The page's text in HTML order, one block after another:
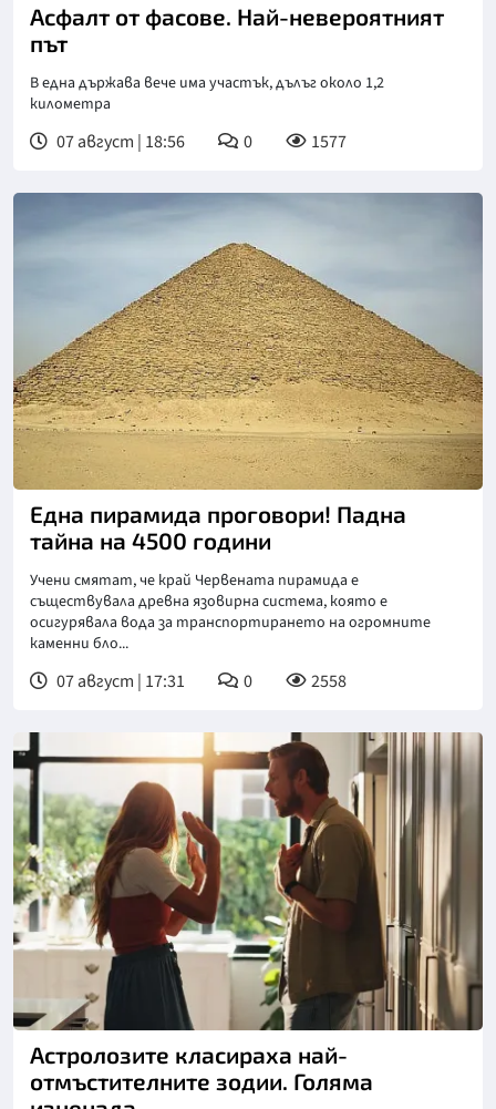
Асфалт от фасове. Най-невероятният
път
В една държава вече има участък, дълъг около 1,2
километра
07 август | 18:56 0 1577
Снимка: goggle
Една пирамида проговори! Падна
тайна на 4500 години
Учени смятат, че край Червената пирамида е
съществувала древна язовирна система, която е
осигурявала вода за транспортирането на огромните
каменни бло...
07 август | 17:31 0 2558
Снимка: iStock
Астролозите класираха най-
отмъстителните зодии. Голяма